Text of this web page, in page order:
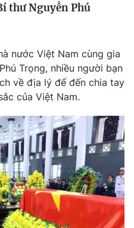
thư Nguyễn Phú
nước Việt Nam cùng gia
Trọng, nhiều người bạn
về địa lý để đến chia tay
của Việt Nam.